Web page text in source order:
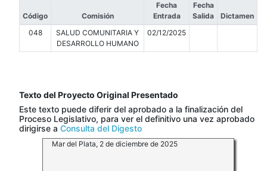
Código Comisión
Fecha
Entrada
Fecha
Salida
Dictamen
048
SALUD COMUNITARIA Y
DESARROLLO HUMANO
02/12/2025
Texto del Proyecto Original Presentado
Este texto puede diferir del aprobado a la finalización del
Proceso Legislativo, para ver el definitivo una vez aprobado
dirigirse a Consulta del Digesto
Mar del Plata, 2 de diciembre de 2025